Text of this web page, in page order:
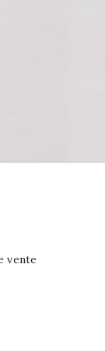
vente